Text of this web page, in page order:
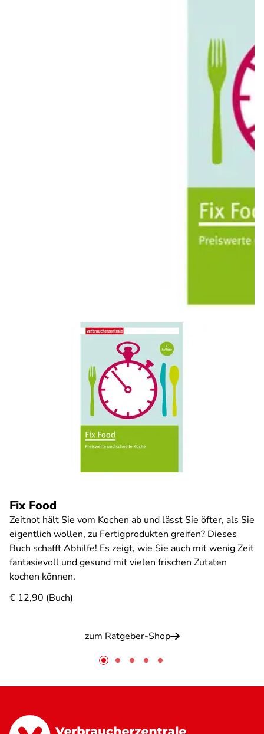
Fix Food
Zeitnot hält Sie vom Kochen ab und lässt Sie öfter, als Sie
eigentlich wollen, zu Fertigprodukten greifen? Dieses
Buch schafft Abhilfe! Es zeigt, wie Sie auch mit wenig Zeit
fantasievoll und gesund mit vielen frischen Zutaten
kochen können.
€ 12,90 (Buch)
zum Ratgeber-Shop